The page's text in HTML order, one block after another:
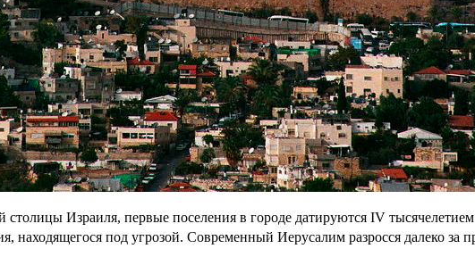
Израиля, первые поселения в городе датируются IV
находящегося под угрозой. Современный Иерусалим разросся далеко за